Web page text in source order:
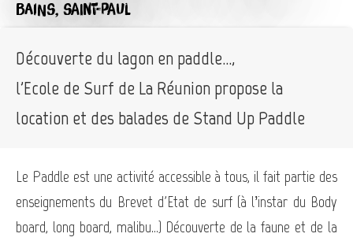
BAINS, SAINT-PAUL
Découverte du lagon en paddle...,
l'Ecole de Surf de La Réunion propose la
location et des balades de Stand Up Paddle
Le Paddle est une activité accessible à tous, il fait partie des
enseignements du Brevet d'Etat de surf (à l’instar du Body
board, long board, malibu…) Découverte de la faune et de la